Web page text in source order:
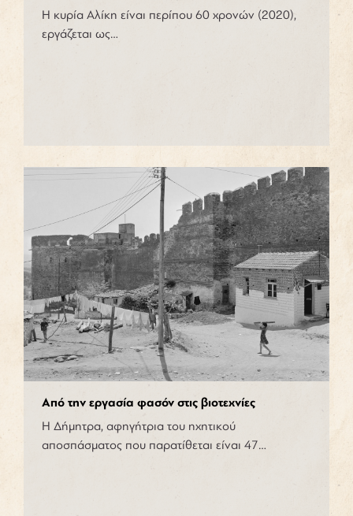
Η κυρία Αλίκη είναι περίπου 60 χρονών (2020),
εργάζεται ως…
Από την εργασία φασόν στις βιοτεχνίες
Η Δήμητρα, αφηγήτρια του ηχητικού
αποσπάσματος που παρατίθεται είναι 47…